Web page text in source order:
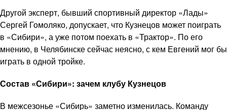
Другой эксперт, бывший спортивный директор «Лады»
Сергей Гомоляко, допускает, что Кузнецов может поиграть
в «Сибири», а уже потом поехать в «Трактор». По его
мнению, в Челябинске сейчас неясно, с кем Евгений мог бы
играть в одной тройке.
Состав «Сибири»: зачем клубу Кузнецов
В межсезонье «Сибирь» заметно изменилась. Команду